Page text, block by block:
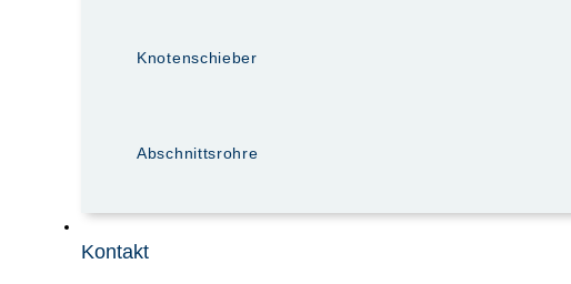
Knotenschieber
Abschnittsrohre
Kontakt